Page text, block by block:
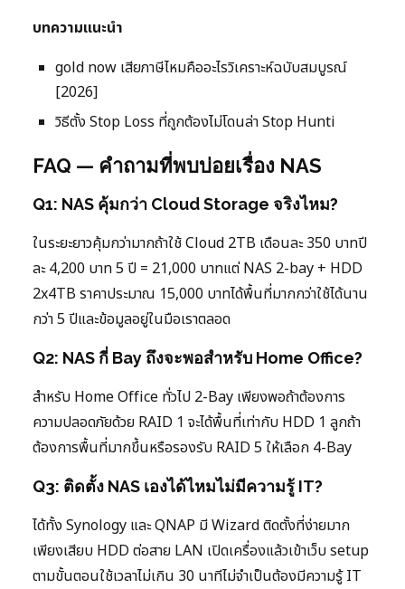
บทความแนะนำ
gold now เสียภาษีไหมคืออะไรวิเคราะห์ฉบับสมบูรณ์
[2026]
วิธีตั้ง Stop Loss ที่ถูกต้องไม่โดนล่า Stop Hunti
FAQ — คำถามที่พบบ่อยเรื่อง NAS
Q1: NAS คุ้มกว่า Cloud Storage จริงไหม?
ในระยะยาวคุ้มกว่ามากถ้าใช้ Cloud 2TB เดือนละ 350 บาทปี
ละ 4,200 บาท 5 ปี = 21,000 บาทแต่ NAS 2-bay + HDD
2x4TB ราคาประมาณ 15,000 บาทได้พื้นที่มากกว่าใช้ได้นาน
กว่า 5 ปีและข้อมูลอยู่ในมือเราตลอด
Q2: NAS กี่ Bay ถึงจะพอสำหรับ Home Office?
สำหรับ Home Office ทั่วไป 2-Bay เพียงพอถ้าต้องการ
ความปลอดภัยด้วย RAID 1 จะได้พื้นที่เท่ากับ HDD 1 ลูกถ้า
ต้องการพื้นที่มากขึ้นหรือรองรับ RAID 5 ให้เลือก 4-Bay
Q3: ติดตั้ง NAS เองได้ไหมไม่มีความรู้ IT?
ได้ทั้ง Synology และ QNAP มี Wizard ติดตั้งที่ง่ายมาก
เพียงเสียบ HDD ต่อสาย LAN เปิดเครื่องแล้วเข้าเว็บ setup
ตามขั้นตอนใช้เวลาไม่เกิน 30 นาทีไม่จำเป็นต้องมีความรู้ IT